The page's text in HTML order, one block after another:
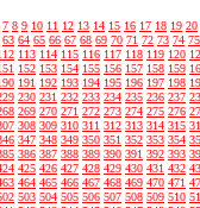
7 8 9 10 11 12 13 14 15 16 17 18 19 20
63 64 65 66 67 68 69 70 71 72 73 74 75
113 114 115 116 117 118 119 120
152 153 154 155 156 157 158 159
191 192 193 194 195 196 197 198
230 231 232 233 234 235 236 237
269 270 271 272 273 274 275 276
308 309 310 311 312 313 314 315
347 348 349 350 351 352 353 354
386 387 388 389 390 391 392 393
425 426 427 428 429 430 431 432
464 465 466 467 468 469 470 471
503 504 505 506 507 508 509 510